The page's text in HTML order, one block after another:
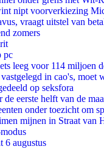
nipt voorverkiezing
vraagt uitstel van
zomers
pc
leeg voor 114 miljoen
in cao's, moet
op seksfora
eerste helft van de
onder toezicht om
mijnen in Straat van
6 augustus